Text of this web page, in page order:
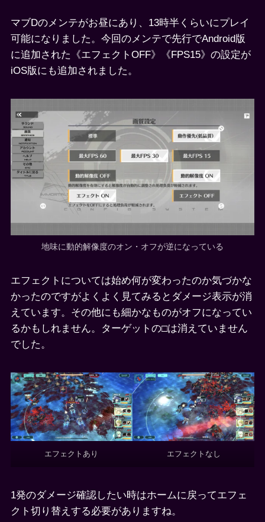
マブDのメンテがお昼にあり、13時半くらいにプレイ
可能になりました。今回のメンテで先行でAndroid版
に追加された《エフェクトOFF》《FPS15》の設定が
iOS版にも追加されました。
地味に動的解像度のオン・オフが逆になっている
エフェクトについては始め何が変わったのか気づかな
かったのですがよくよく見てみるとダメージ表示が消
えています。その他にも細かなものがオフになってい
るかもしれません。ターゲットの□は消えていません
でした。
エフェクトあり エフェクトなし
1発のダメージ確認したい時はホームに戻ってエフェ
クト切り替えする必要がありますね。